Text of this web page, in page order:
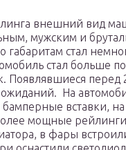
внешний вид
мужским и
габаритам стал
стал больше
Появлявшиеся перед
На
вставки,
мощные
в фары